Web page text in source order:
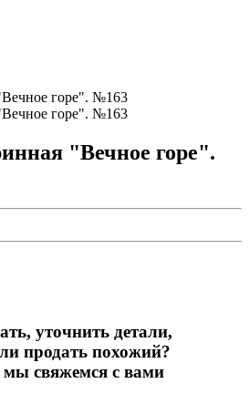
"Вечное горе".
уточнить детали,
продать похожий?
свяжемся с вами